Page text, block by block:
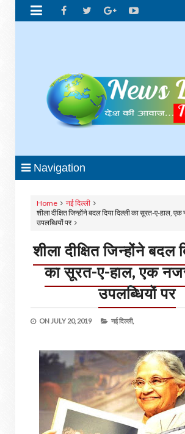

Navigation
Home
नई दिल्ली
शीला दीक्षित जिन्होंने बदल दिया दिल्ली का सूरत-ए-हाल,
उपलब्धियों पर
शीला दीक्षित जिन्होंने बदल
का सूरत-ए-हाल, एक
उपलब्धियों पर
ON JULY 20, 2019 नई दिल्ली,